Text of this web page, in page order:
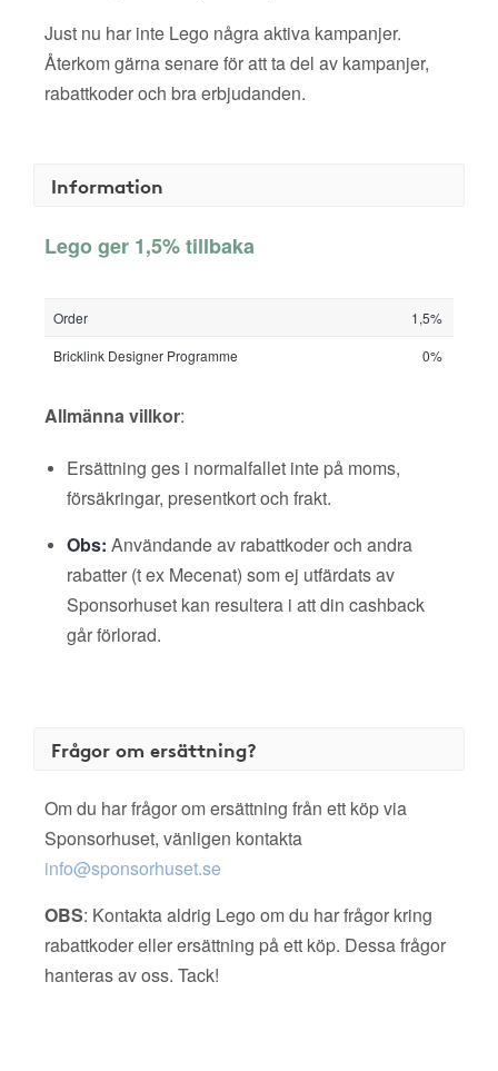
Just nu har inte Lego några aktiva kampanjer.
Återkom gärna senare för att ta del av kampanjer,
rabattkoder och bra erbjudanden.
Information
Lego ger 1,5% tillbaka
Order
1,5%
Bricklink Designer Programme
0%
Allmänna villkor:
Ersättning ges i normalfallet inte på moms,
försäkringar, presentkort och frakt.
Obs: Användande av rabattkoder och andra
rabatter (t ex Mecenat) som ej utfärdats av
Sponsorhuset kan resultera i att din cashback
går förlorad.
Frågor om ersättning?
Om du har frågor om ersättning från ett köp via
Sponsorhuset, vänligen kontakta
info@sponsorhuset.se
OBS: Kontakta aldrig Lego om du har frågor kring
rabattkoder eller ersättning på ett köp. Dessa frågor
hanteras av oss. Tack!